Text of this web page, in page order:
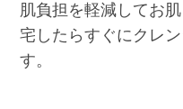
肌負担を軽減してお
宅したらすぐにクレ
す。